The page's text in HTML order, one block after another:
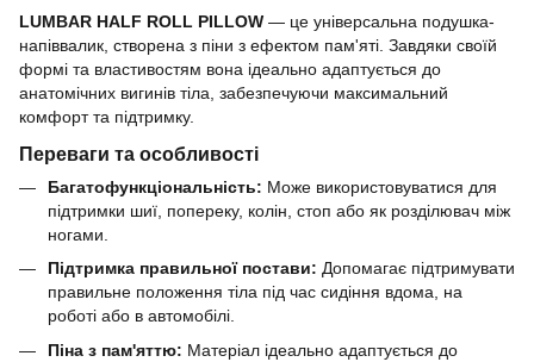
LUMBAR HALF ROLL PILLOW — це універсальна подушка-
напіввалик, створена з піни з ефектом пам'яті. Завдяки своїй
формі та властивостям вона ідеально адаптується до
анатомічних вигинів тіла, забезпечуючи максимальний
комфорт та підтримку.
Переваги та особливості
Багатофункціональність: Може використовуватися для
підтримки шиї, попереку, колін, стоп або як розділювач між
ногами.
Підтримка правильної постави: Допомагає підтримувати
правильне положення тіла під час сидіння вдома, на
роботі або в автомобілі.
Піна з пам'яттю: Матеріал ідеально адаптується до